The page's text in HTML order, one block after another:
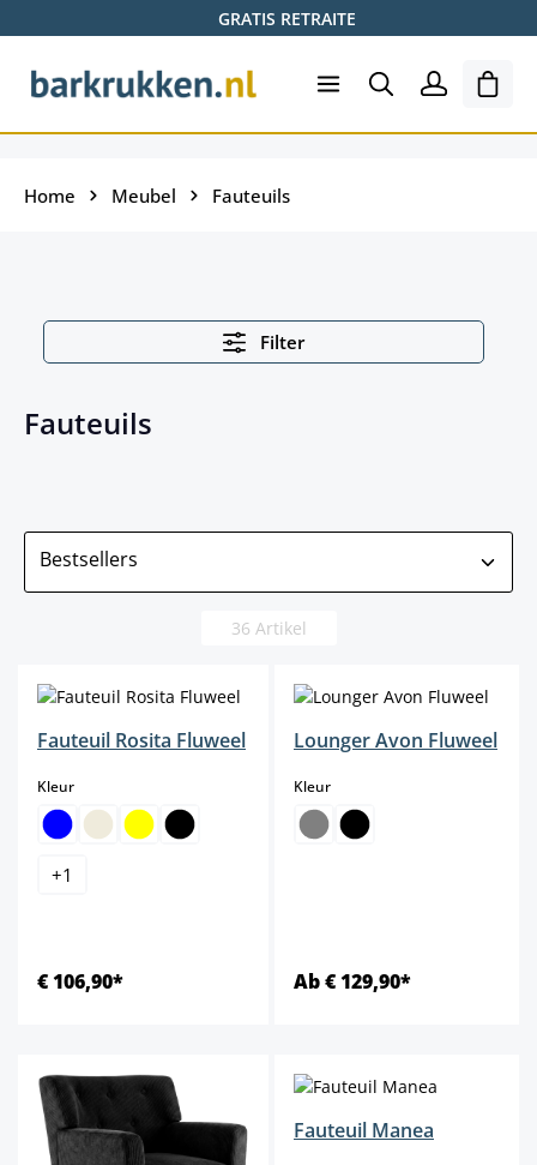
GRATIS RETRAITE
Home Meubel Fauteuils
Filter
Fauteuils
36 Artikel
Fauteuil Rosita Fluweel
Kleurselect
+1
€ 106,90*
Lounger Avon Fluweel
Kleurselect
Ab € 129,90*
Fauteuil Manea